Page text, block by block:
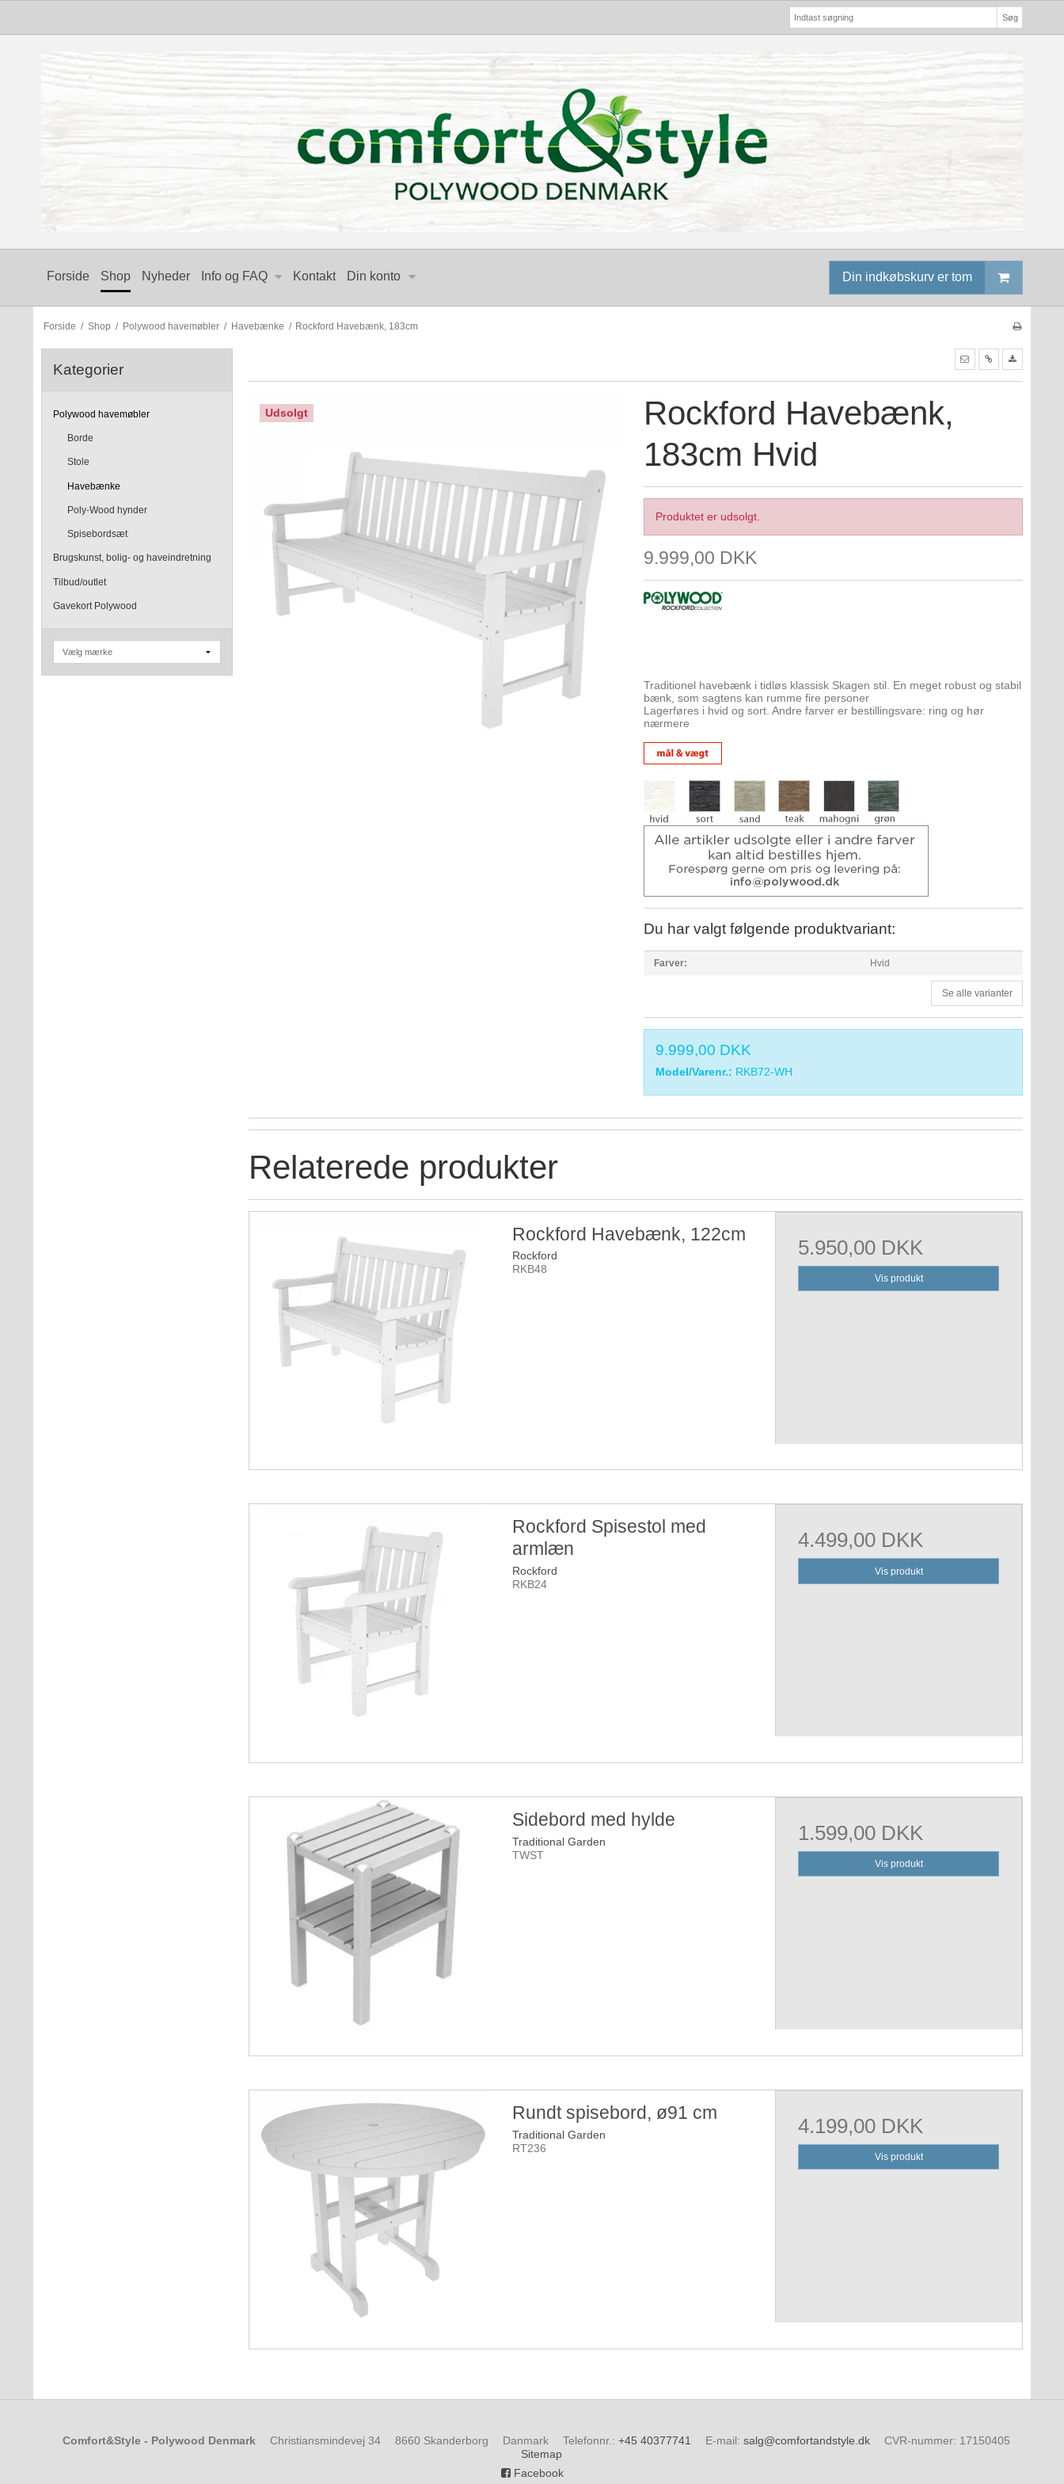
Søg
Forside Shop Nyheder Info og FAQ Kontakt Din konto Din indkøbskurv er tom
Forside / Shop / Polywood havemøbler / Havebænke / Rockford Havebænk, 183cm
Kategorier
Polywood havemøbler
Borde
Stole
Havebænke
Poly-Wood hynder
Spisebordsæt
Brugskunst, bolig- og haveindretning
Tilbud/outlet
Gavekort Polywood
Udsolgt
Rockford Havebænk,
183cm Hvid
Produktet er udsolgt.
9.999,00 DKK
Traditionel havebænk i tidløs klassisk Skagen stil. En meget robust og stabil
bænk, som sagtens kan rumme fire personer
Lagerføres i hvid og sort. Andre farver er bestillingsvare: ring og hør
nærmere
Du har valgt følgende produktvariant:
Farver: Hvid
Se alle varianter
9.999,00 DKK
Model/Varenr.: RKB72-WH
Relaterede produkter
Rockford Havebænk, 122cm
Rockford
RKB48
5.950,00 DKK
Vis produkt
Rockford Spisestol med
armlæn
Rockford
RKB24
4.499,00 DKK
Vis produkt
Sidebord med hylde
Traditional Garden
TWST
1.599,00 DKK
Vis produkt
Rundt spisebord, ø91 cm
Traditional Garden
RT236
4.199,00 DKK
Vis produkt
Comfort&Style - Polywood Denmark Christiansmindevej 34 8660 Skanderborg Danmark Telefonnr. : +45 40377741 E-mail: salg@comfortandstyle.dk CVR-nummer: 17150405
Sitemap
Facebook